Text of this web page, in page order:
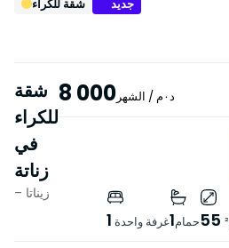
شقة للكراء جديد
شقة
للكراء
في
زناتة
8 000 د٠م / الشهر
– زيناتا
1 غرفة واحدة1حمام55
خصائص
مع مصعد